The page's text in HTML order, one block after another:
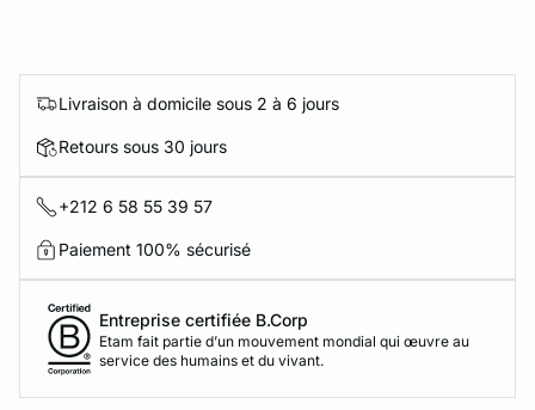
Livraison à domicile sous 2 à 6 jours
Retours sous 30 jours
+212 6 58 55 39 57
Paiement 100% sécurisé
Entreprise certifiée B.Corp
Etam fait partie d’un mouvement mondial qui œuvre au
service des humains et du vivant.